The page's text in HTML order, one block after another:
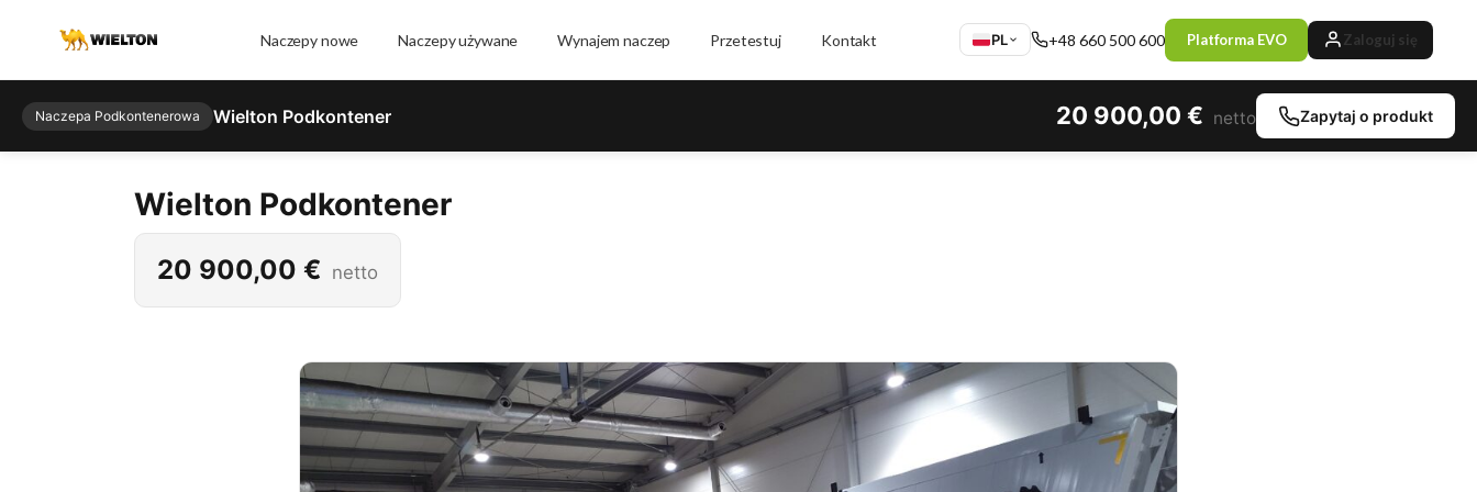
Naczepy nowe Naczepy używane Wynajem naczep Przetestuj Kontakt PL +48 660 500 600 Platforma EVO Zaloguj się
Naczepa Podkontenerowa Wielton Podkontener 20 900,00 € netto Zapytaj o produkt
Wielton Podkontener
20 900,00 € netto